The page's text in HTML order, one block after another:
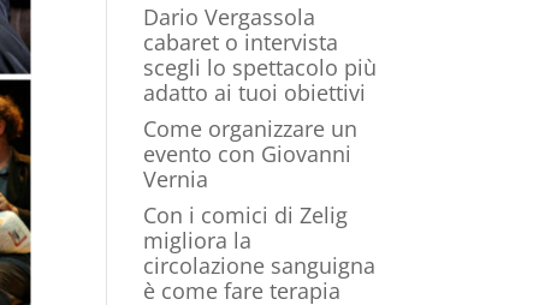
Dario Vergassola
cabaret o intervista
scegli lo spettacolo più
adatto ai tuoi obiettivi
Come organizzare un
evento con Giovanni
Vernia
Con i comici di Zelig
migliora la
circolazione sanguigna
è come fare terapia